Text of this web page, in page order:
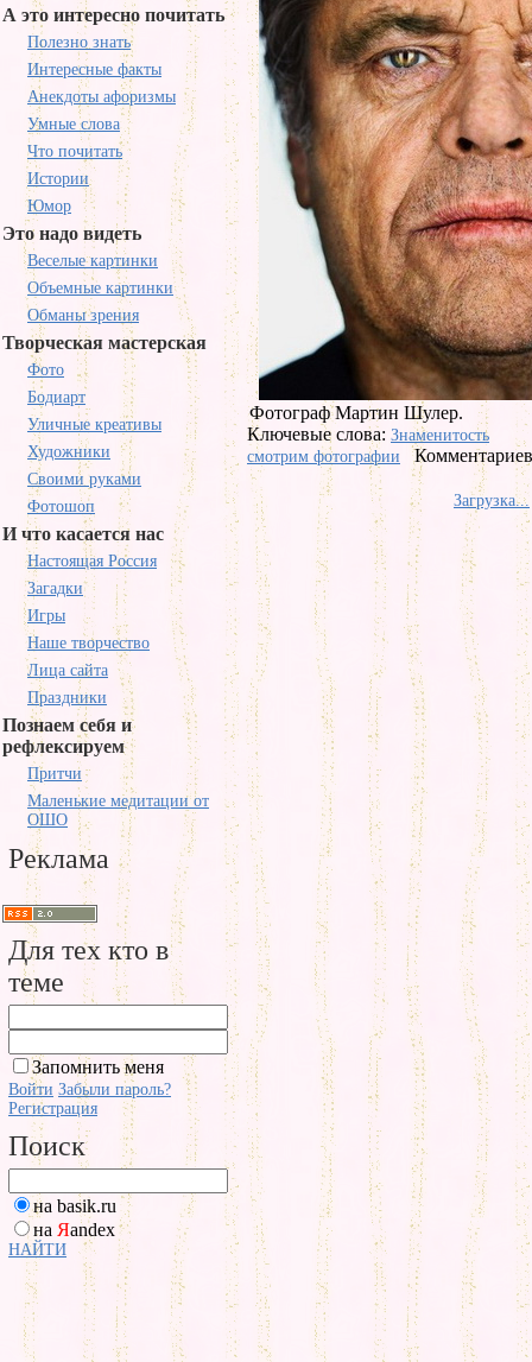
А это интересно почитать
Полезно знать
Интересные факты
Анекдоты афоризмы
Умные слова
Что почитать
Истории
Юмор
Это надо видеть
Веселые картинки
Объемные картинки
Обманы зрения
Творческая мастерская
Фото
Бодиарт
Уличные креативы
Художники
Своими руками
Фотошоп
И что касается нас
Настоящая Россия
Загадки
Игры
Наше творчество
Лица сайта
Праздники
Познаем себя и
рефлексируем
Притчи
Маленькие медитации от
ОШО
Реклама
Для тех кто в
теме
Запомнить меня
Войти Забыли пароль?
Регистрация
Поиск
на basik.ru
на Яandex
НАЙТИ
Фотограф Мартин Шулер.
Ключевые слова: Знаменитость
смотрим фотографии
Загрузка...